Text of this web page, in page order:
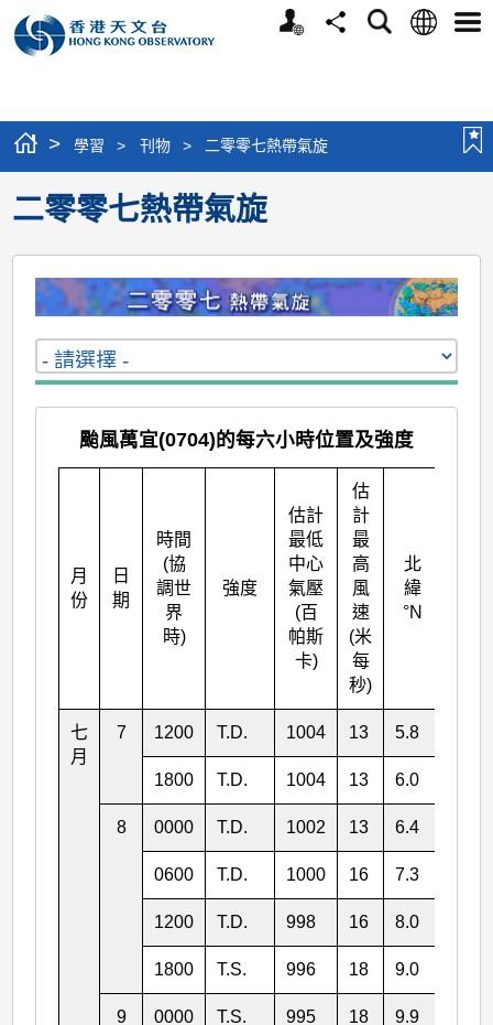
個
分
搜
語
選
> 學習 > 刊物 > 二零零七熱帶氣旋
二零零七熱帶氣旋
颱風萬宜(0704)的每六小時位置及強度
月
份
日
期
時間
(協
調世
界
時)
強度
估計
最低
中心
氣壓
(百
帕斯
卡)
估
計
最
高
風
速
(米
每
秒)
北
緯
°N
七
月
7 1200 T.D. 1004 13 5.8
1800 T.D. 1004 13 6.0
8 0000 T.D. 1002 13 6.4
0600 T.D. 1000 16 7.3
1200 T.D. 998 16 8.0
1800 T.S. 996 18 9.0
9 0000 T.S. 995 18 9.9